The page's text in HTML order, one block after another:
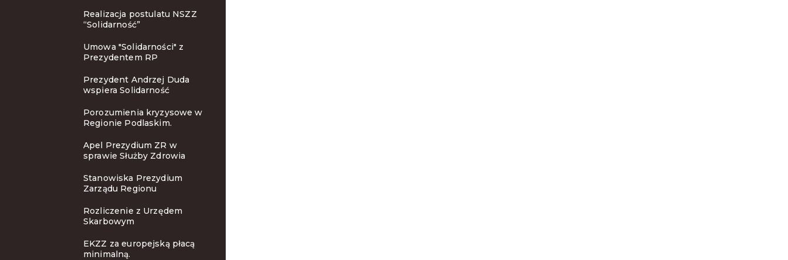
Realizacja postulatu NSZZ
“Solidarność”
Umowa "Solidarności" z
Prezydentem RP
Prezydent Andrzej Duda
wspiera Solidarność
Porozumienia kryzysowe w
Regionie Podlaskim.
Apel Prezydium ZR w
sprawie Służby Zdrowia
Stanowiska Prezydium
Zarządu Regionu
Rozliczenie z Urzędem
Skarbowym
EKZZ za europejską płacą
minimalną.